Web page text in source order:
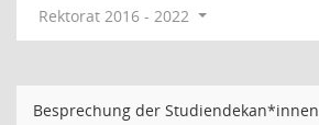
Rektorat 2016 - 2022
Besprechung der Studiendekan*innen